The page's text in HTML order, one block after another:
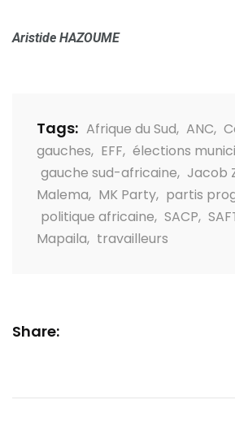
Aristide HAZOUME
Tags: Afrique du Sud, ANC,
gauches, EFF, élections
gauche sud-africaine, Jacob
Malema, MK Party, partis
politique africaine, SACP,
Mapaila, travailleurs
Share: